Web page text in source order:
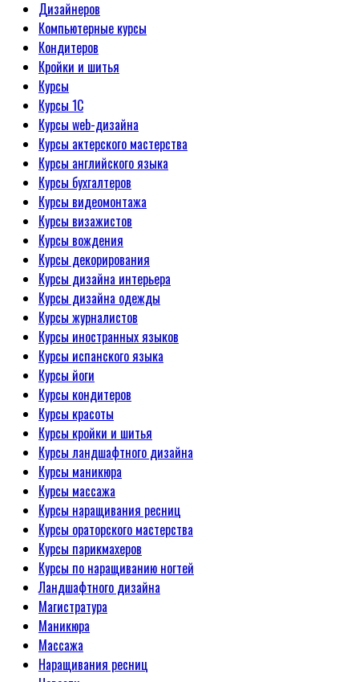
Дизайнеров
Компьютерные курсы
Кондитеров
Кройки и шитья
Курсы
Курсы 1С
Курсы web-дизайна
Курсы актерского мастерства
Курсы английского языка
Курсы бухгалтеров
Курсы видеомонтажа
Курсы визажистов
Курсы вождения
Курсы декорирования
Курсы дизайна интерьера
Курсы дизайна одежды
Курсы журналистов
Курсы иностранных языков
Курсы испанского языка
Курсы йоги
Курсы кондитеров
Курсы красоты
Курсы кройки и шитья
Курсы ландшафтного дизайна
Курсы маникюра
Курсы массажа
Курсы наращивания ресниц
Курсы ораторского мастерства
Курсы парикмахеров
Курсы по наращиванию ногтей
Ландшафтного дизайна
Магистратура
Маникюра
Массажа
Наращивания ресниц